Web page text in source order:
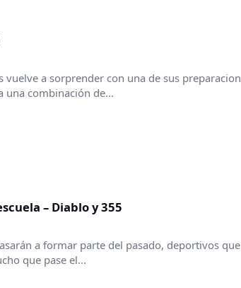
vuelve a sorprender con una de sus
una combinación de...
– Diablo y 355
a formar parte del pasado, deportivos
que pase el...